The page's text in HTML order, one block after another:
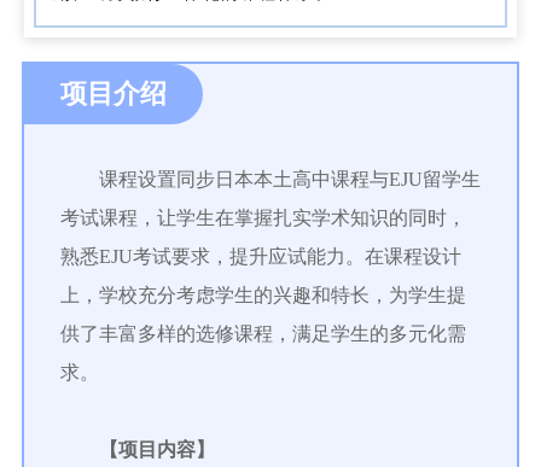
项目介绍
课程设置同步日本本土高中课程与EJU留学生
考试课程，让学生在掌握扎实学术知识的同时，
熟悉EJU考试要求，提升应试能力。在课程设计
上，学校充分考虑学生的兴趣和特长，为学生提
供了丰富多样的选修课程，满足学生的多元化需
求。
【项目内容】